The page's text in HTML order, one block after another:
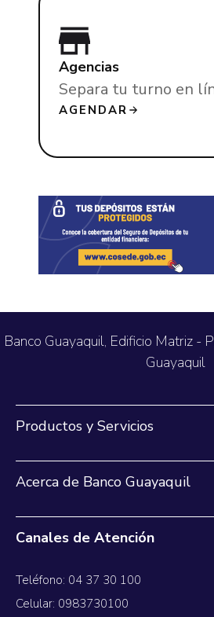
Agencias
Separa tu turno en
AGENDAR
Banco Guayaquil, Edificio Matriz -
Guayaquil
Productos y Servicios
Acerca de Banco Guayaquil
Canales de Atención
Teléfono: 04 37 30 100
Celular: 0983730100